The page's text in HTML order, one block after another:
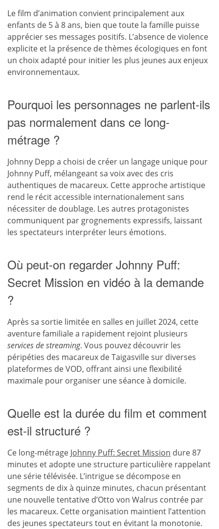
Le film d’animation convient principalement aux
enfants de 5 à 8 ans, bien que toute la famille puisse
apprécier ses messages positifs. L’absence de violence
explicite et la présence de thèmes écologiques en font
un choix adapté pour initier les plus jeunes aux enjeux
environnementaux.
Pourquoi les personnages ne parlent-ils
pas normalement dans ce long-
métrage ?
Johnny Depp a choisi de créer un langage unique pour
Johnny Puff, mélangeant sa voix avec des cris
authentiques de macareux. Cette approche artistique
rend le récit accessible internationalement sans
nécessiter de doublage. Les autres protagonistes
communiquent par grognements expressifs, laissant
les spectateurs interpréter leurs émotions.
Où peut-on regarder Johnny Puff:
Secret Mission en vidéo à la demande
?
Après sa sortie limitée en salles en juillet 2024, cette
aventure familiale a rapidement rejoint plusieurs
services de streaming. Vous pouvez découvrir les
péripéties des macareux de Taigasville sur diverses
plateformes de VOD, offrant ainsi une flexibilité
maximale pour organiser une séance à domicile.
Quelle est la durée du film et comment
est-il structuré ?
Ce long-métrage Johnny Puff: Secret Mission dure 87
minutes et adopte une structure particulière rappelant
une série télévisée. L’intrigue se décompose en
segments de dix à quinze minutes, chacun présentant
une nouvelle tentative d’Otto von Walrus contrée par
les macareux. Cette organisation maintient l’attention
des jeunes spectateurs tout en évitant la monotonie.